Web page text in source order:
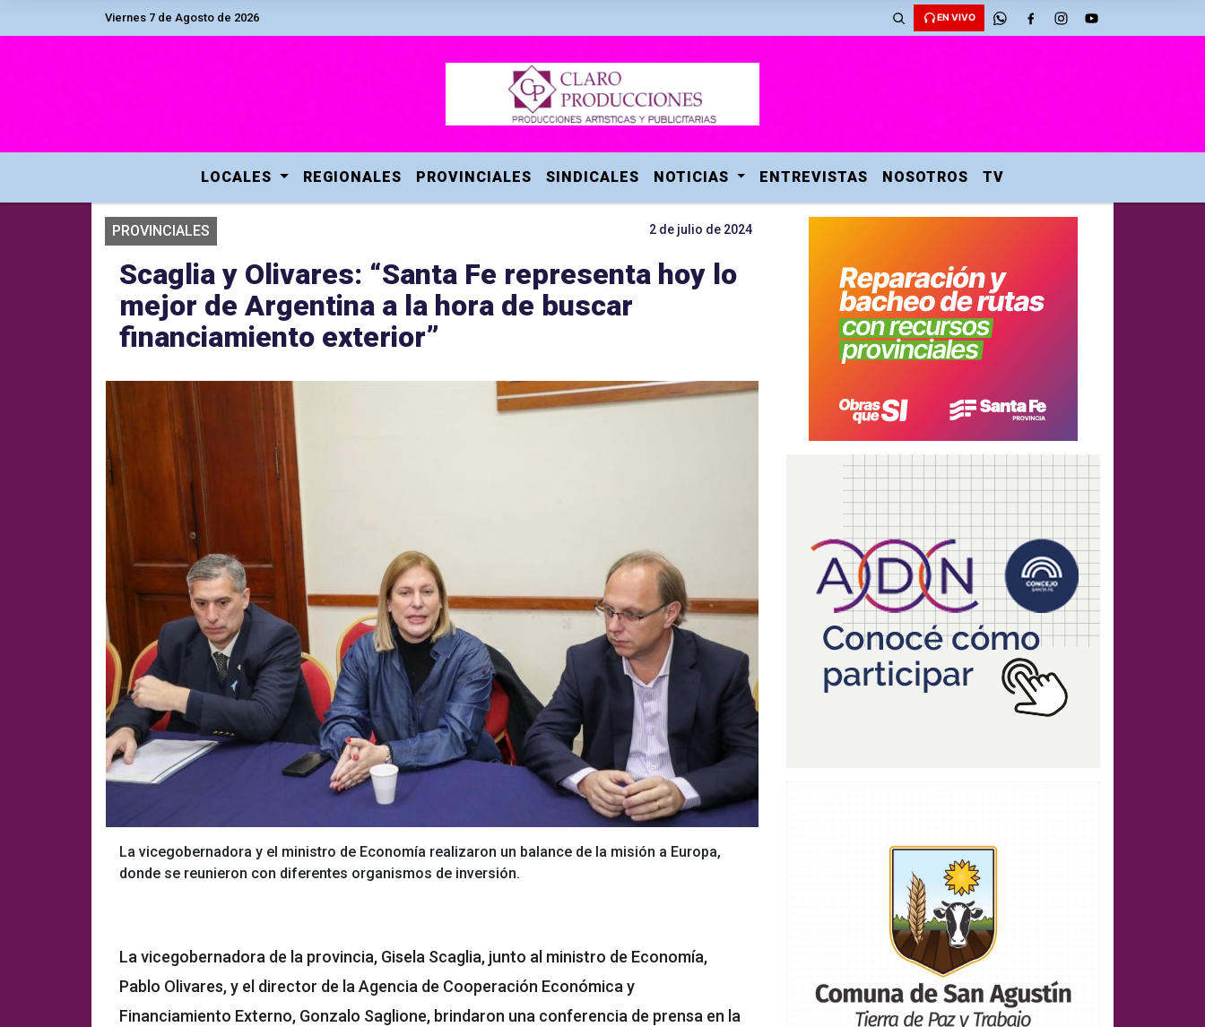
Viernes 7 de Agosto de 2026 EN VIVO
LOCALES REGIONALES PROVINCIALES SINDICALES NOTICIAS ENTREVISTAS NOSOTROS TV
PROVINCIALES 2 de julio de 2024
Scaglia y Olivares: “Santa Fe representa hoy lo
mejor de Argentina a la hora de buscar
financiamiento exterior”
La vicegobernadora y el ministro de Economía realizaron un balance de la misión a Europa,
donde se reunieron con diferentes organismos de inversión.
La vicegobernadora de la provincia, Gisela Scaglia, junto al ministro de Economía,
Pablo Olivares, y el director de la Agencia de Cooperación Económica y
Financiamiento Externo, Gonzalo Saglione, brindaron una conferencia de prensa en la